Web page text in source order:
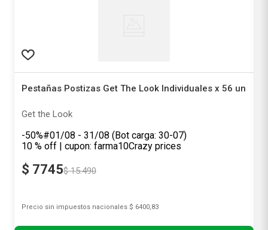
Pestañas Postizas Get The Look Individuales x 56 un
Get the Look
-50%#01/08 - 31/08 (Bot carga: 30-07)
10 % off | cupon: farma10Crazy prices
$ 7745$ 15.490
Precio sin impuestos nacionales $ 6400,83